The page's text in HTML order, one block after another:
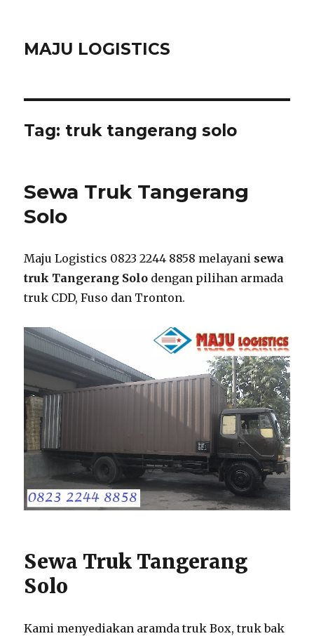
MAJU LOGISTICS
Tag: truk tangerang solo
Sewa Truk Tangerang
Solo
Maju Logistics 0823 2244 8858 melayani sewa
truk Tangerang Solo dengan pilihan armada
truk CDD, Fuso dan Tronton.
Sewa Truk Tangerang
Solo
Kami menyediakan aramda truk Box, truk bak